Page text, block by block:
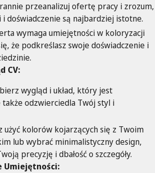
przeanalizuj ofertę pracy i zrozum,
doświadczenie są najbardziej istotne.
wymaga umiejętności w koloryzacji
że podkreślasz swoje doświadczenie i
CV:
wygląd i układ, który jest
odzwierciedla Twój styl i
użyć kolorów kojarzących się z Twoim
lub wybrać minimalistyczny design,
precyzję i dbałość o szczegóły.
Umiejętności: